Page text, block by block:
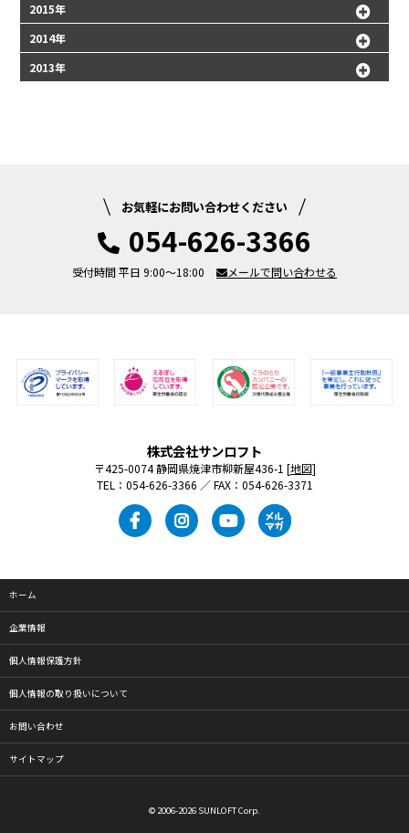
2015年
2014年
2013年
お気軽にお問い合わせください
054-626-3366
受付時間 平日 9:00～18:00 メールで問い合わせる
株式会社サンロフト
〒425-0074 静岡県焼津市柳新屋436-1 [地図]
TEL：054-626-3366 ／ FAX：054-626-3371
ホーム
企業情報
個人情報保護方針
個人情報の取り扱いについて
お問い合わせ
サイトマップ
© 2006-2026 SUNLOFT Corp.